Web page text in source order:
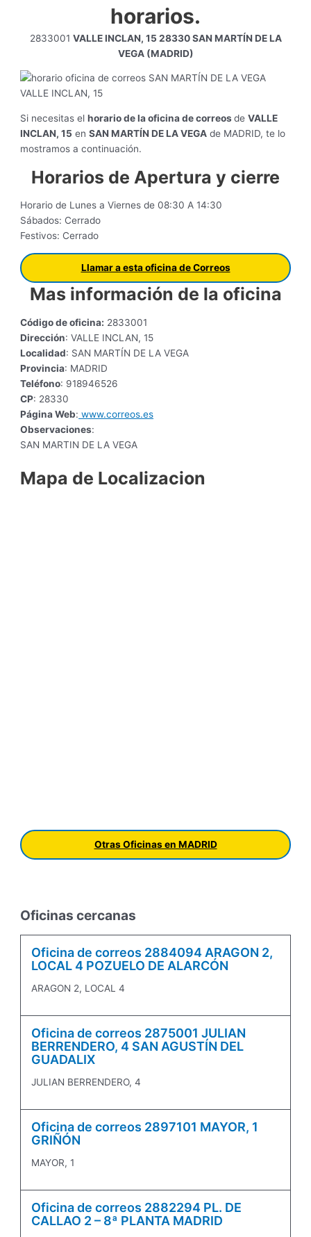
horarios.
2833001 VALLE INCLAN, 15 28330 SAN MARTÍN DE LA
VEGA (MADRID)
Si necesitas elhorario de la oficina de correosdeVALLE
INCLAN, 15 enSAN MARTÍN DE LA VEGA de MADRID, te lo
mostramos a continuación.
Horarios de Apertura y cierre
Horario de Lunes a Viernes de 08:30 A 14:30
Sábados: Cerrado
Festivos: Cerrado
Llamar a esta oficina de Correos
Mas información de la oficina
Código de oficina: 2833001
Dirección: VALLE INCLAN, 15
Localidad: SAN MARTÍN DE LA VEGA
Provincia: MADRID
Teléfono: 918946526
CP: 28330
Página Web: www.correos.es
Observaciones:
SAN MARTIN DE LA VEGA
Mapa de Localizacion
Otras Oficinas en MADRID
Oficinas cercanas
Oficina de correos 2884094 ARAGON 2,
LOCAL 4 POZUELO DE ALARCÓN
ARAGON 2, LOCAL 4
Oficina de correos 2875001 JULIAN
BERRENDERO, 4 SAN AGUSTÍN DEL
GUADALIX
JULIAN BERRENDERO, 4
Oficina de correos 2897101 MAYOR, 1
GRIÑÓN
MAYOR, 1
Oficina de correos 2882294 PL. DE
CALLAO 2 – 8ª PLANTA MADRID